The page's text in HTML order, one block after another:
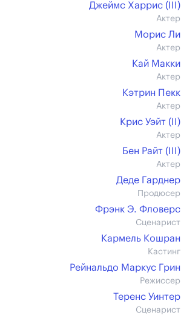
Джеймс Харрис (III)
Актер
Морис Ли
Актер
Кай Макки
Актер
Кэтрин Пекк
Актер
Крис Уэйт (II)
Актер
Бен Райт (III)
Актер
Деде Гарднер
Продюсер
Фрэнк Э. Фловерс
Сценарист
Кармель Кошран
Кастинг
Рейнальдо Маркус Грин
Режиссер
Теренс Уинтер
Сценарист